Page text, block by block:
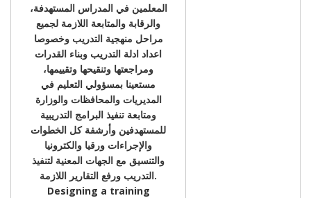
المعلمين في المدراس المستهدفة،
والرقابة والمتابعة اللازمة لجميع
مراحل منهجية التدريب وخصوصا
اعداد ادلة التدريب وبناء القدرات
ومراجعتها وتنقيحها وتقييمها،
مستعينا بمسؤولي التعليم في
المديريات والمحافظات والوزارة
ومتابعة تنفيذ البرامج التدريبية
للمستهدفين وأرشفة كل الخطوات
والإجراءات ورقيا والكترونيا
والتنسيق مع الجهات المعنية لتنفيذ
التدريب ورفع التقارير اللازمة.
Designing a training